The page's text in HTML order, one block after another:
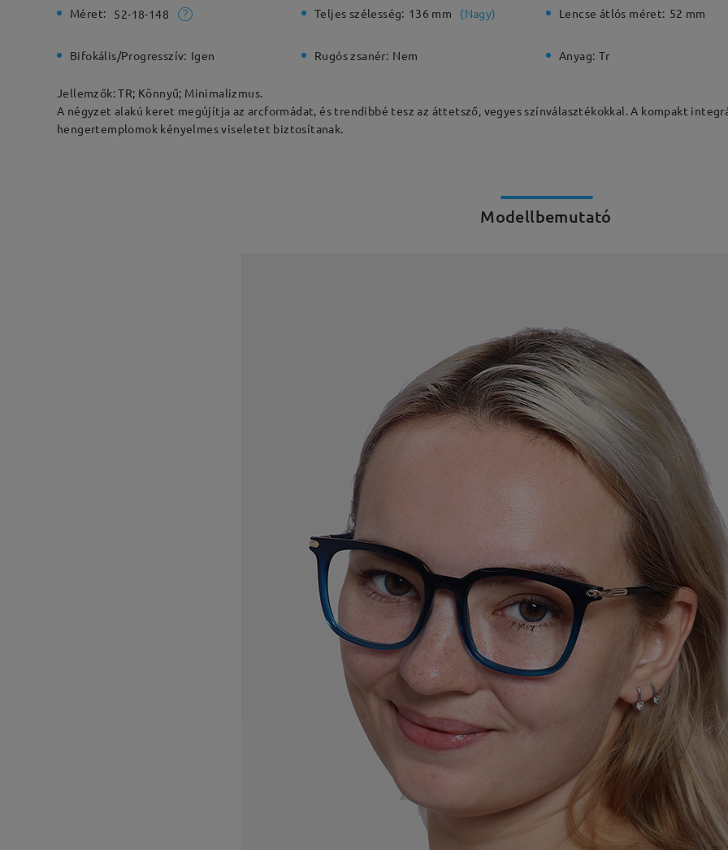
Méret: 52-18-148 Teljes szélesség: 136 mm (Nagy) Lencse átlós méret: 52 mm
Bifokális/Progresszív: Igen Rugós zsanér: Nem Anyag: Tr
Jellemzők: TR; Könnyű; Minimalizmus.
A négyzet alakú keret megújítja az arcformádat, és trendibbé tesz az áttetsző, vegyes színválasztékokkal. A kompakt
hengertemplomok kényelmes viseletet biztosítanak.
Modellbemutató